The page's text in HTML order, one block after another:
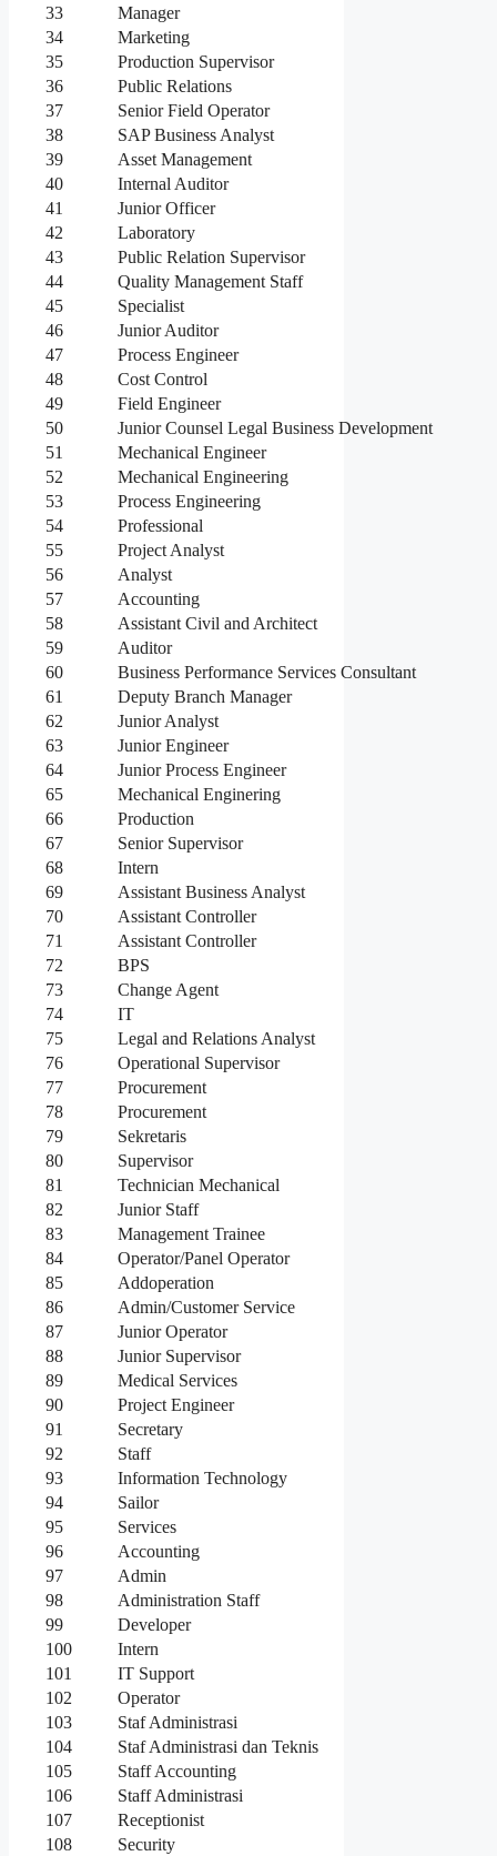
33
Manager
34
Marketing
35
Production Supervisor
36
Public Relations
37
Senior Field Operator
38
SAP Business Analyst
39
Asset Management
40
Internal Auditor
41
Junior Officer
42
Laboratory
43
Public Relation Supervisor
44
Quality Management Staff
45
Specialist
46
Junior Auditor
47
Process Engineer
48
Cost Control
49
Field Engineer
50
Junior Counsel Legal Business Development
51
Mechanical Engineer
52
Mechanical Engineering
53
Process Engineering
54
Professional
55
Project Analyst
56
Analyst
57
Accounting
58
Assistant Civil and Architect
59
Auditor
60
Business Performance Services Consultant
61
Deputy Branch Manager
62
Junior Analyst
63
Junior Engineer
64
Junior Process Engineer
65
Mechanical Enginering
66
Production
67
Senior Supervisor
68
Intern
69
Assistant Business Analyst
70
Assistant Controller
71
Assistant Controller
72
BPS
73
Change Agent
74
IT
75
Legal and Relations Analyst
76
Operational Supervisor
77
Procurement
78
Procurement
79
Sekretaris
80
Supervisor
81
Technician Mechanical
82
Junior Staff
83
Management Trainee
84
Operator/Panel Operator
85
Addoperation
86
Admin/Customer Service
87
Junior Operator
88
Junior Supervisor
89
Medical Services
90
Project Engineer
91
Secretary
92
Staff
93
Information Technology
94
Sailor
95
Services
96
Accounting
97
Admin
98
Administration Staff
99
Developer
100
Intern
101
IT Support
102
Operator
103
Staf Administrasi
104
Staf Administrasi dan Teknis
105
Staff Accounting
106
Staff Administrasi
107
Receptionist
108
Security